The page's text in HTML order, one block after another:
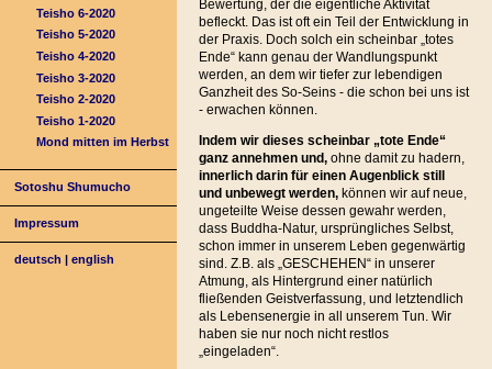
Teisho 6-2020
Teisho 5-2020
Teisho 4-2020
Teisho 3-2020
Teisho 2-2020
Teisho 1-2020
Mond mitten im Herbst
Sotoshu Shumucho
Impressum
deutsch |english
Bewertung, der die eigentliche Aktivität
befleckt. Das ist oft ein Teil der Entwicklung in
der Praxis. Doch solch ein scheinbar „totes
Ende“ kann genau der Wandlungspunkt
werden, an dem wir tiefer zur lebendigen
Ganzheit des So-Seins - die schon bei uns ist
- erwachen können.
Indem wir dieses scheinbar „tote Ende“
ganz annehmen und, ohne damit zu hadern,
innerlich darin für einen Augenblick still
und unbewegt werden,können wir auf neue,
ungeteilte Weise dessen gewahr werden,
dass Buddha-Natur, ursprüngliches Selbst,
schon immer in unserem Leben gegenwärtig
sind. Z.B. als „GESCHEHEN“ in unserer
Atmung, als Hintergrund einer natürlich
fließenden Geistverfassung, und letztendlich
als Lebensenergie in all unserem Tun. Wir
haben sie nur noch nicht restlos
„eingeladen“.